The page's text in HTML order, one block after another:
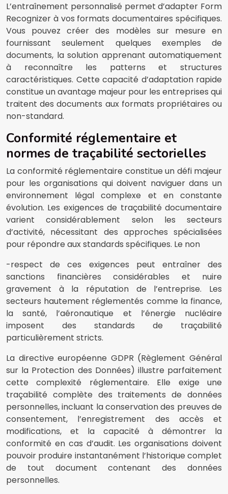
L’entraînement personnalisé permet d’adapter Form
Recognizer à vos formats documentaires spécifiques.
Vous pouvez créer des modèles sur mesure en
fournissant seulement quelques exemples de
documents, la solution apprenant automatiquement
à reconnaître les patterns et structures
caractéristiques. Cette capacité d’adaptation rapide
constitue un avantage majeur pour les entreprises qui
traitent des documents aux formats propriétaires ou
non-standard.
Conformité réglementaire et
normes de traçabilité sectorielles
La conformité réglementaire constitue un défi majeur
pour les organisations qui doivent naviguer dans un
environnement légal complexe et en constante
évolution. Les exigences de traçabilité documentaire
varient considérablement selon les secteurs
d’activité, nécessitant des approches spécialisées
pour répondre aux standards spécifiques. Le non
-respect de ces exigences peut entraîner des
sanctions financières considérables et nuire
gravement à la réputation de l’entreprise. Les
secteurs hautement réglementés comme la finance,
la santé, l’aéronautique et l’énergie nucléaire
imposent des standards de traçabilité
particulièrement stricts.
La directive européenne GDPR (Règlement Général
sur la Protection des Données) illustre parfaitement
cette complexité réglementaire. Elle exige une
traçabilité complète des traitements de données
personnelles, incluant la conservation des preuves de
consentement, l’enregistrement des accès et
modifications, et la capacité à démontrer la
conformité en cas d’audit. Les organisations doivent
pouvoir produire instantanément l’historique complet
de tout document contenant des données
personnelles.